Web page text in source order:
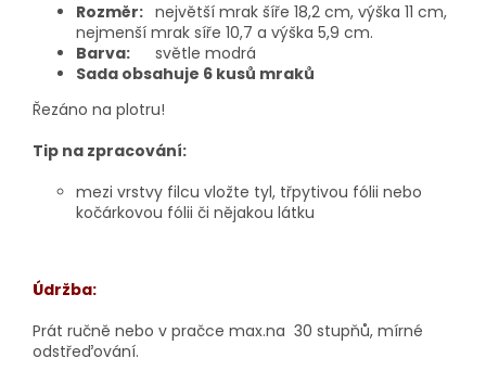
Rozměr: největší mrak šíře 18,2 cm, výška 11 cm,
nejmenší mrak síře 10,7 a výška 5,9 cm.
Barva:
světle modrá
Sada obsahuje 6 kusů mraků
Řezáno na plotru!
Tip na zpracování:
mezi vrstvy filcu vložte tyl, třpytivou fólii nebo
kočárkovou fólii či nějakou látku
Údržba:
Prát ručně nebo v pračce max.na 30 stupňů, mírné
odstřeďování.